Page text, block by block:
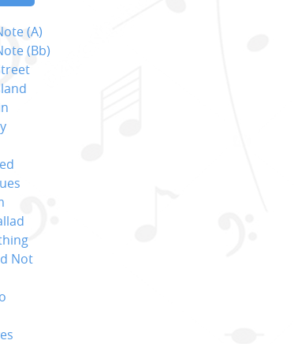
(A)
(Bb)
Not